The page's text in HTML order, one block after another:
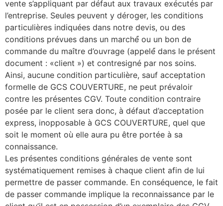
vente s’appliquant par défaut aux travaux exécutés par
l’entreprise. Seules peuvent y déroger, les conditions
particulières indiquées dans notre devis, ou des
conditions prévues dans un marché́ ou un bon de
commande du maître d’ouvrage (appelé́ dans le présent
document : «client ») et contresigné par nos soins.
Ainsi, aucune condition particulière, sauf acceptation
formelle de GCS COUVERTURE, ne peut prévaloir
contre les présentes CGV. Toute condition contraire
posée par le client sera donc, à défaut d’acceptation
express, inopposable à GCS COUVERTURE, quel que
soit le moment où elle aura pu être portée à sa
connaissance.
Les présentes conditions générales de vente sont
systématiquement remises à chaque client afin de lui
permettre de passer commande. En conséquence, le fait
de passer commande implique la reconnaissance par le